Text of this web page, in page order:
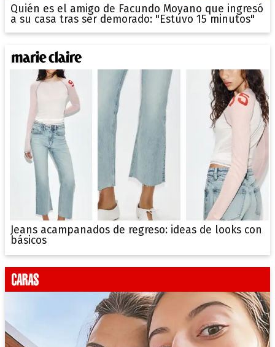
Quién es el amigo de Facundo Moyano que ingresó
a su casa tras ser demorado: "Estuvo 15 minutos"
Jeans acampanados de regreso: ideas de looks con
básicos